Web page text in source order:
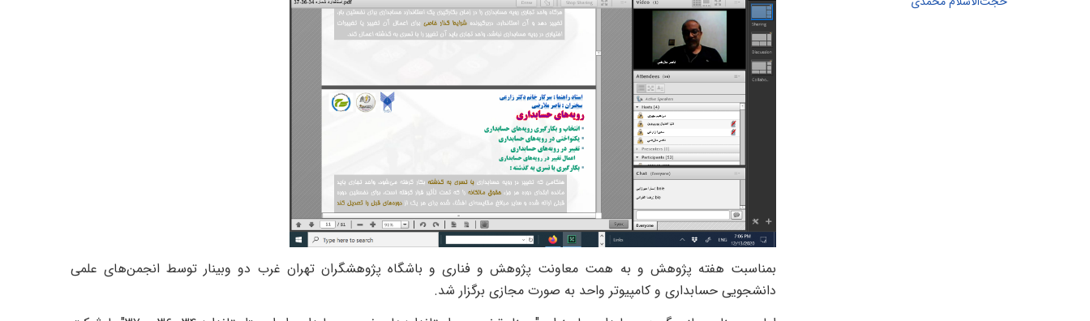
بمناسبت هفته پژوهش و به همت معاونت پژوهش و فناری و باشگاه پژوهشگران تهران غرب دو وبینار توسط انجمن‌های علمی
دانشجویی حسابداری و کامپیوتر واحد به صورت مجازی برگزار شد.